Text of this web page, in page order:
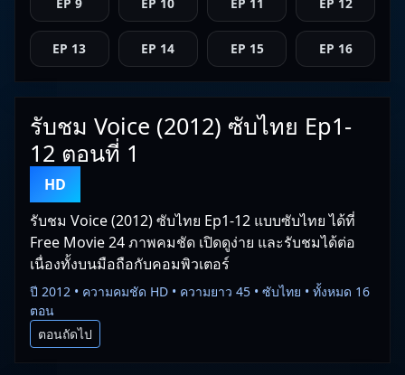
EP 13 EP 14 EP 15 EP 16
รับชม Voice (2012) ซับไทย Ep1-
12 ตอนที่ 1
HD
รับชม Voice (2012) ซับไทย Ep1-12 แบบซับไทย ได้ที่
Free Movie 24 ภาพคมชัด เปิดดูง่าย และรับชมได้ต่อ
เนื่องทั้งบนมือถือกับคอมพิวเตอร์
ปี 2012 • ความคมชัด HD • ความยาว 45 • ซับไทย • ทั้งหมด 16
ตอน
ตอนถัดไป